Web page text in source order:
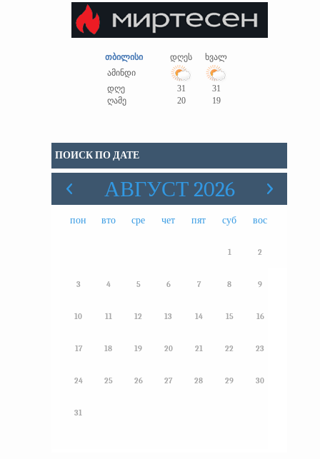
თბილისი დღეს
ხვალ
ამინდი
დღე
31
31
ღამე
20 19
ПОИСК ПО ДАТЕ
АВГУСТ 2026
пон вто сре чет пят суб вос
1 2
3 4 5 6 7 8 9
10 11 12 13 14 15 16
17 18 19 20 21 22 23
24 25 26 27 28 29 30
31